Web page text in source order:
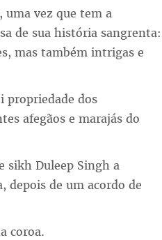
vez que tem a
de sua história sangrenta:
mas também intrigas e
propriedade dos
afegãos e marajás do
sikh Duleep Singh a
depois de um acordo de
coroa.